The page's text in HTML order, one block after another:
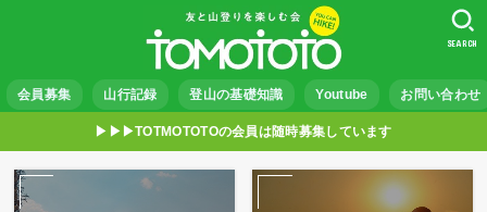
会員募集 山行記録 登山の基礎知識 Youtube お問い合わせ
SEARCH
▶︎▶︎▶︎TOTMOTOTOの会員は随時募集しています